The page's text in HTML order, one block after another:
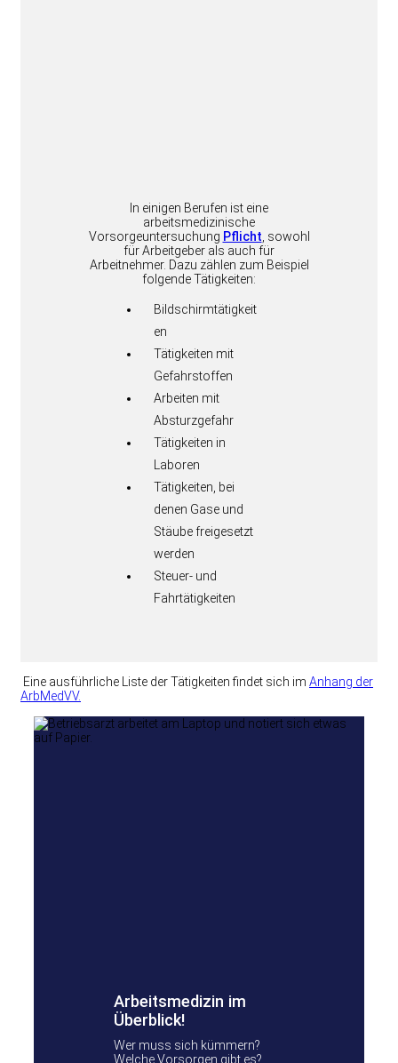
In einigen Berufen ist eine
arbeitsmedizinische
Vorsorgeuntersuchung Pflicht , sowohl
für Arbeitgeber als auch für
Arbeitnehmer. Dazu zählen zum Beispiel
folgende Tätigkeiten:
Bildschirmtätigkeit
en
Tätigkeiten mit
Gefahrstoffen
Arbeiten mit
Absturzgefahr
Tätigkeiten in
Laboren
Tätigkeiten, bei
denen Gase und
Stäube freigesetzt
werden
Steuer- und
Fahrtätigkeiten
Eine ausführliche Liste der Tätigkeiten findet sich im Anhang der
ArbMedVV.
Arbeitsmedizin im
Überblick!
Wer muss sich kümmern?
Welche Vorsorgen gibt es?